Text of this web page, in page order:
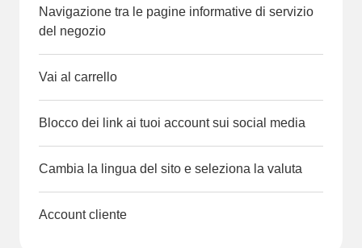
Navigazione tra le pagine informative di servizio
del negozio
Vai al carrello
Blocco dei link ai tuoi account sui social media
Cambia la lingua del sito e seleziona la valuta
Account cliente